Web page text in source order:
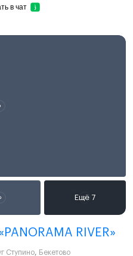
Написать в чат
RIVER»
Ступино, Бекетово